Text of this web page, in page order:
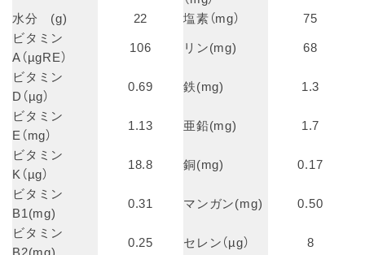
水分 (g)
22 塩素（mg）
75
ビタミン
A（µgRE）
106 リン(mg)
68
ビタミン
D（µg）
0.69 鉄(mg)
1.3
ビタミン
E（mg）
1.13 亜鉛(mg)
1.7
ビタミン
K（µg）
18.8 銅(mg)
0.17
ビタミン
B1(mg)
0.31 マンガン(mg)
0.50
ビタミン
0.25 セレン（µg）
8